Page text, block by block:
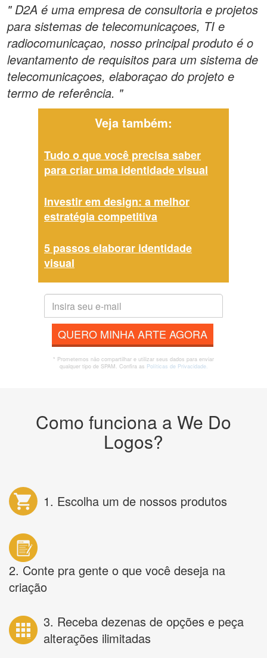
" D2A é uma empresa de consultoria e projetos
para sistemas de telecomunicaçoes, TI e
radiocomunicaçao, nosso principal produto é o
levantamento de requisitos para um sistema de
telecomunicaçoes, elaboraçao do projeto e
termo de referência. "
Veja também:
Tudo o que você precisa saber
para criar uma identidade visual
Investir em design: a melhor
estratégia competitiva
5 passos elaborar identidade
visual
QUERO MINHA ARTE AGORA
* Prometemos não compartilhar e utilizar seus dados para enviar
qualquer tipo de SPAM. Confira as Políticas de Privacidade.
Como funciona a We Do
Logos?
1. Escolha um de nossos produtos
2. Conte pra gente o que você deseja na
criação
3. Receba dezenas de opções e peça
alterações ilimitadas